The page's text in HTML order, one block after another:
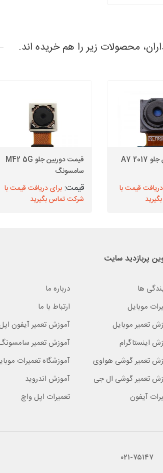
محصولات زیر را هم خریده اند.
قیمت دوربین جلو A7 2017
قیمت با
قیمت دوربین جلو M42 5G
سامسونگ
برای دریافت قیمت با
شرکت تماس بگیرید
پربازدید سایت
ها درباره ما
موبایل
ارتباط با ما
تعمیر موبایل
آموزش تعمیر آیفون
اینستاگرام
آموزش تعمیر
تعمیر گوشی هواوی
آموزشگاه تعمیرات
تعمیر گوشی ال جی
آموزش اندروید
آیفون
تعمیرات اپل واچ
۰۲۱-۷۵۱۴۷